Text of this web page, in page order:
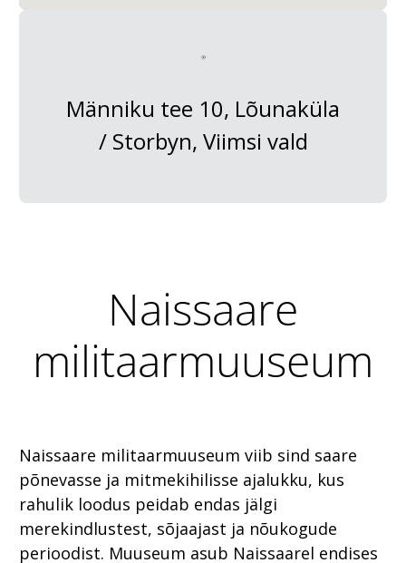
Männiku tee 10, Lõunaküla
/ Storbyn, Viimsi vald
Naissaare
militaarmuuseum
Naissaare militaarmuuseum viib sind saare
põnevasse ja mitmekihilisse ajalukku, kus
rahulik loodus peidab endas jälgi
merekindlustest, sõjaajast ja nõukogude
perioodist. Muuseum asub Naissaarel endises